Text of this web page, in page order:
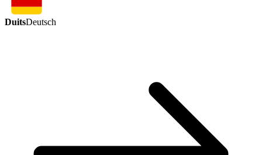
DuitsDeutsch